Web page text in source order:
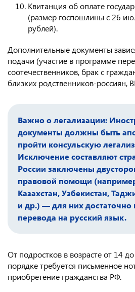
Квитанция об оплате
(размер госпошлины с 26
рублей).
Дополнительные документы
подачи (участие в программе
соотечественников, брак с
близких родственников-россиян,
Важно о легализации:
документы должны быть
пройти консульскую
Исключение составляют
России заключены
правовой помощи
Казахстан, Узбекистан,
и др.) — для них достаточно
перевода на русский язык.
От подростков в возрасте от 14
порядке требуется письменное
приобретение гражданства РФ.